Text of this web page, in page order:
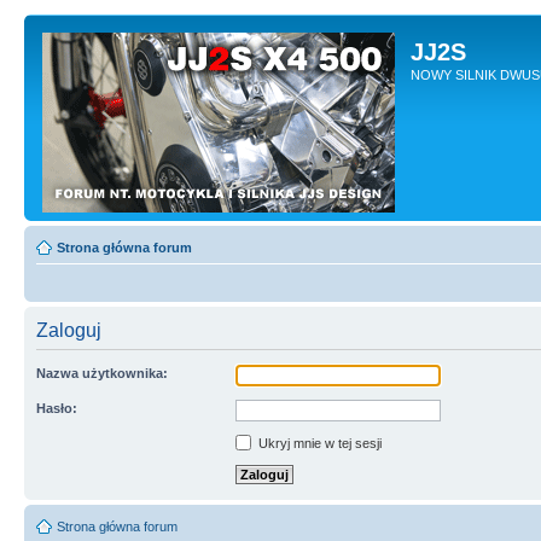
JJ2S
NOWY SILNIK
Strona główna forum
Zaloguj
Nazwa użytkownika:
Hasło:
Ukryj mnie w tej sesji
Strona główna forum